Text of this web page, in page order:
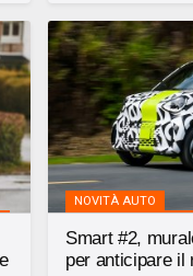
NOVITÀ AUTO
Smart #2,
per anticipare il